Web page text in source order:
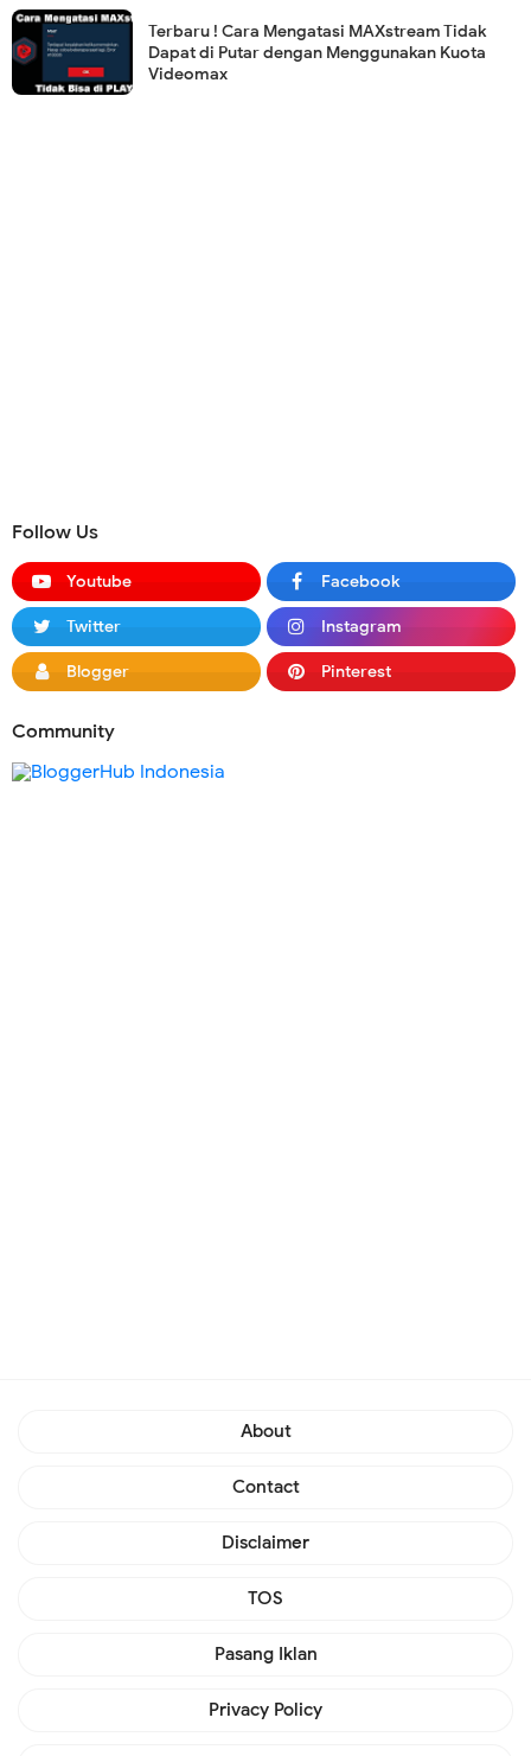
Terbaru ! Cara Mengatasi MAXstream Tidak
Dapat di Putar dengan Menggunakan Kuota
Videomax
Follow Us
Youtube Facebook
Twitter Instagram
Blogger Pinterest
Community
About
Contact
Disclaimer
TOS
Pasang Iklan
Privacy Policy